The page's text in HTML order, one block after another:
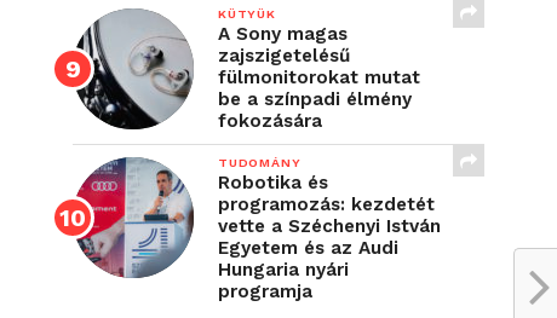
KÜTYÜK
A Sony magas
zajszigetelésű
fülmonitorokat mutat
be a színpadi élmény
fokozására
TUDOMÁNY
Robotika és
programozás: kezdetét
vette a Széchenyi István
Egyetem és az Audi
Hungaria nyári
programja